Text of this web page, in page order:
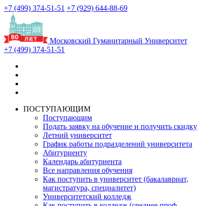
+7 (499) 374-51-51 +7 (929) 644-88-69
Московский Гуманитарный Университет
+7 (499) 374-51-51
ПОСТУПАЮЩИМ
Поступающим
Подать заявку на обучение и получить скидку
Летний университет
График работы подразделений университета
Абитуриенту
Календарь абитуриента
Все направления обучения
Как поступить в университет (бакалавриат,
магистратура, специалитет)
Университетский колледж